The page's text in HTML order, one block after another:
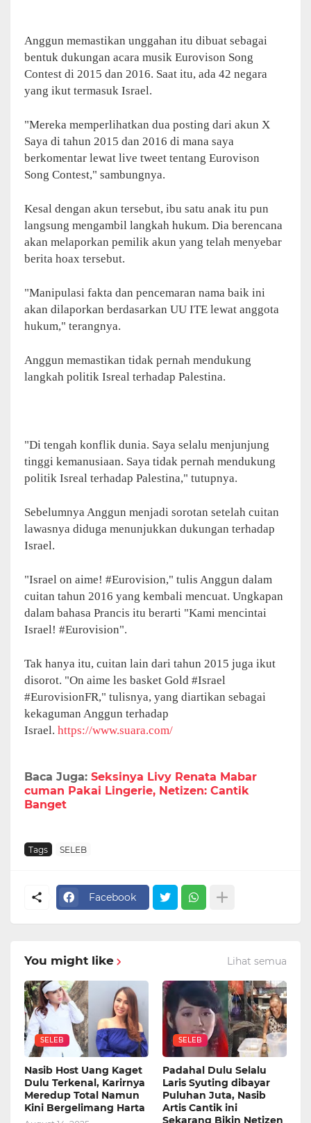
Anggun memastikan unggahan itu dibuat sebagai
bentuk dukungan acara musik Eurovison Song
Contest di 2015 dan 2016. Saat itu, ada 42 negara
yang ikut termasuk Israel.
"Mereka memperlihatkan dua posting dari akun X
Saya di tahun 2015 dan 2016 di mana saya
berkomentar lewat live tweet tentang Eurovison
Song Contest," sambungnya.
Kesal dengan akun tersebut, ibu satu anak itu pun
langsung mengambil langkah hukum. Dia berencana
akan melaporkan pemilik akun yang telah menyebar
berita hoax tersebut.
"Manipulasi fakta dan pencemaran nama baik ini
akan dilaporkan berdasarkan UU ITE lewat anggota
hukum," terangnya.
Anggun memastikan tidak pernah mendukung
langkah politik Isreal terhadap Palestina.
"Di tengah konflik dunia. Saya selalu menjunjung
tinggi kemanusiaan. Saya tidak pernah mendukung
politik Isreal terhadap Palestina," tutupnya.
Sebelumnya Anggun menjadi sorotan setelah cuitan
lawasnya diduga menunjukkan dukungan terhadap
Israel.
"Israel on aime! #Eurovision," tulis Anggun dalam
cuitan tahun 2016 yang kembali mencuat. Ungkapan
dalam bahasa Prancis itu berarti "Kami mencintai
Israel! #Eurovision".
Tak hanya itu, cuitan lain dari tahun 2015 juga ikut
disorot. "On aime les basket Gold #Israel
#EurovisionFR," tulisnya, yang diartikan sebagai
kekaguman Anggun terhadap
Israel. https://www.suara.com/
Baca Juga: Seksinya Livy Renata Mabar
cuman Pakai Lingerie, Netizen: Cantik
Banget
Tags SELEB
Facebook
You might like Lihat semua
SELEB
Nasib Host Uang Kaget
Dulu Terkenal, Karirnya
Meredup Total Namun
Kini Bergelimang Harta
SELEB
Padahal Dulu Selalu
Laris Syuting dibayar
Puluhan Juta, Nasib
Artis Cantik ini
Sekarang Bikin Netizen